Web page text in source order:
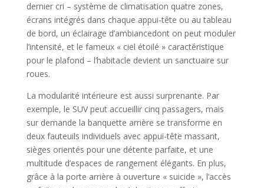
dernier cri – système de climatisation quatre zones,
écrans intégrés dans chaque appui-tête ou au tableau
de bord, un éclairage d’ambiancedont on peut moduler
l’intensité, et le fameux « ciel étoilé » caractéristique
pour le plafond – l’habitacle devient un sanctuaire sur
roues.
La modularité intérieure est aussi surprenante. Par
exemple, le SUV peut accueillir cinq passagers, mais
sur demande la banquette arrière se transforme en
deux fauteuils individuels avec appui-tête massant,
sièges orientés pour une détente parfaite, et une
multitude d’espaces de rangement élégants. En plus,
grâce à la porte arrière à ouverture « suicide », l’accès